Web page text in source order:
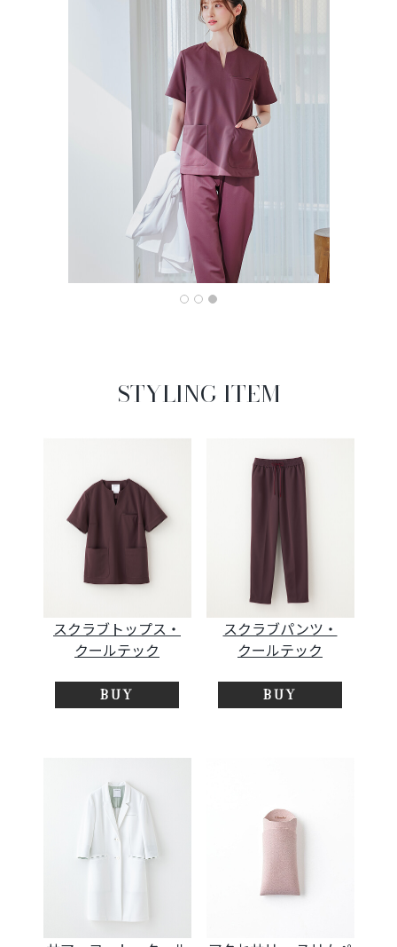
STYLING ITEM
スクラブトップス・
クールテック
BUY
スクラブパンツ・
クールテック
BUY